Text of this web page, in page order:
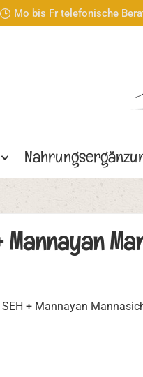
Mo bis Fr telefonische
Mannayan